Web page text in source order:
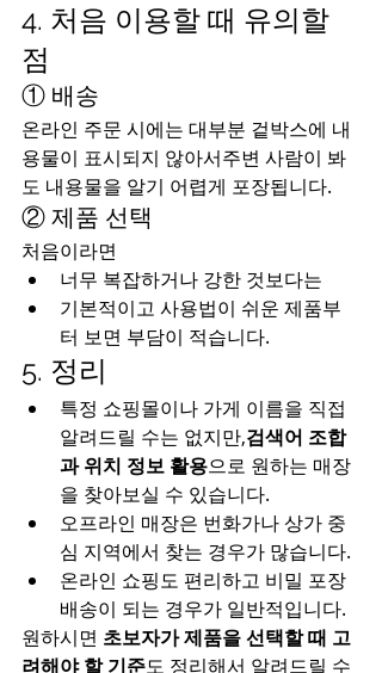
4. 처음 이용할 때 유의할
점
① 배송
온라인 주문 시에는 대부분 겉박스에 내
용물이 표시되지 않아서주변 사람이 봐
도 내용물을 알기 어렵게 포장됩니다.
② 제품 선택
처음이라면
너무 복잡하거나 강한 것보다는
기본적이고 사용법이 쉬운 제품부
터 보면 부담이 적습니다.
5. 정리
특정 쇼핑몰이나 가게 이름을 직접
알려드릴 수는 없지만,검색어 조합
과 위치 정보 활용으로 원하는 매장
을 찾아보실 수 있습니다.
오프라인 매장은 번화가나 상가 중
심 지역에서 찾는 경우가 많습니다.
온라인 쇼핑도 편리하고 비밀 포장
배송이 되는 경우가 일반적입니다.
원하시면 초보자가 제품을 선택할 때 고
려해야 할 기준도 정리해서 알려드릴 수